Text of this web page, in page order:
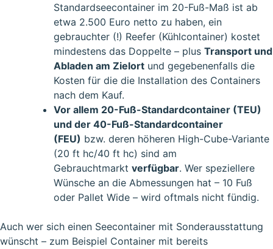
Standardseecontainer im 20-Fuß-Maß ist ab
etwa 2.500 Euro netto zu haben, ein
gebrauchter (!) Reefer (Kühlcontainer) kostet
mindestens das Doppelte – plus Transport und
Abladen am Zielort und gegebenenfalls die
Kosten für die die Installation des Containers
nach dem Kauf.
Vor allem 20-Fuß-Standardcontainer (TEU)
und der 40-Fuß-Standardcontainer
(FEU) bzw. deren höheren High-Cube-Variante
(20 ft hc/40 ft hc) sind am
Gebrauchtmarkt verfügbar. Wer speziellere
Wünsche an die Abmessungen hat – 10 Fuß
oder Pallet Wide – wird oftmals nicht fündig.
Auch wer sich einen Seecontainer mit Sonderausstattung
wünscht – zum Beispiel Container mit bereits